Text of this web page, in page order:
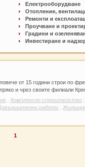
Електрооборудване
Отопление,
Ремонти и
Проучване и
Градини и
Инвестиране и
от 15 години строи по
и чрез своите филиали
Комплексно строителство
работи
1